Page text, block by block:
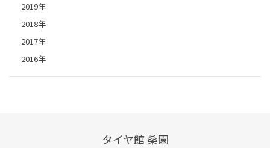
2019年
2018年
2017年
2016年
タイヤ館 桑園